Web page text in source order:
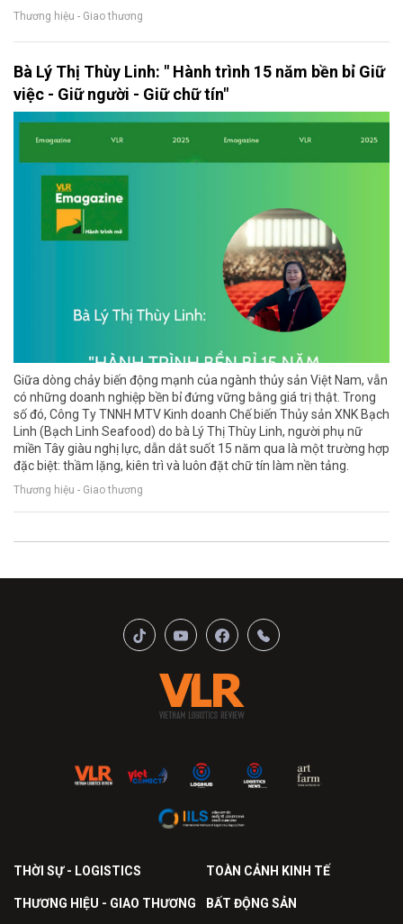
Thương hiệu - Giao thương
Bà Lý Thị Thùy Linh: " Hành trình 15 năm bền bỉ Giữ
việc - Giữ người - Giữ chữ tín"
Giữa dòng chảy biến động mạnh của ngành thủy sản Việt Nam, vẫn
có những doanh nghiệp bền bỉ đứng vững bằng giá trị thật. Trong
số đó, Công Ty TNNH MTV Kinh doanh Chế biến Thủy sản XNK Bạch
Linh (Bạch Linh Seafood) do bà Lý Thị Thùy Linh, người phụ nữ
miền Tây giàu nghị lực, dẫn dắt suốt 15 năm qua là một trường hợp
đặc biệt: thầm lặng, kiên trì và luôn đặt chữ tín làm nền tảng.
Thương hiệu - Giao thương
THỜI SỰ - LOGISTICS TOÀN CẢNH KINH TẾ
THƯƠNG HIỆU - GIAO THƯƠNG BẤT ĐỘNG SẢN